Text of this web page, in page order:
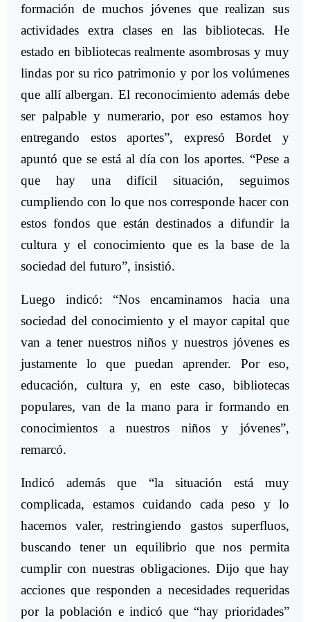
formación de muchos jóvenes que realizan sus
actividades extra clases en las bibliotecas. He
estado en bibliotecas realmente asombrosas y muy
lindas por su rico patrimonio y por los volúmenes
que allí albergan. El reconocimiento además debe
ser palpable y numerario, por eso estamos hoy
entregando estos aportes”, expresó Bordet y
apuntó que se está al día con los aportes. “Pese a
que hay una difícil situación, seguimos
cumpliendo con lo que nos corresponde hacer con
estos fondos que están destinados a difundir la
cultura y el conocimiento que es la base de la
sociedad del futuro”, insistió.
Luego indicó: “Nos encaminamos hacia una
sociedad del conocimiento y el mayor capital que
van a tener nuestros niños y nuestros jóvenes es
justamente lo que puedan aprender. Por eso,
educación, cultura y, en este caso, bibliotecas
populares, van de la mano para ir formando en
conocimientos a nuestros niños y jóvenes”,
remarcó.
Indicó además que “la situación está muy
complicada, estamos cuidando cada peso y lo
hacemos valer, restringiendo gastos superfluos,
buscando tener un equilibrio que nos permita
cumplir con nuestras obligaciones. Dijo que hay
acciones que responden a necesidades requeridas
por la población e indicó que “hay prioridades”